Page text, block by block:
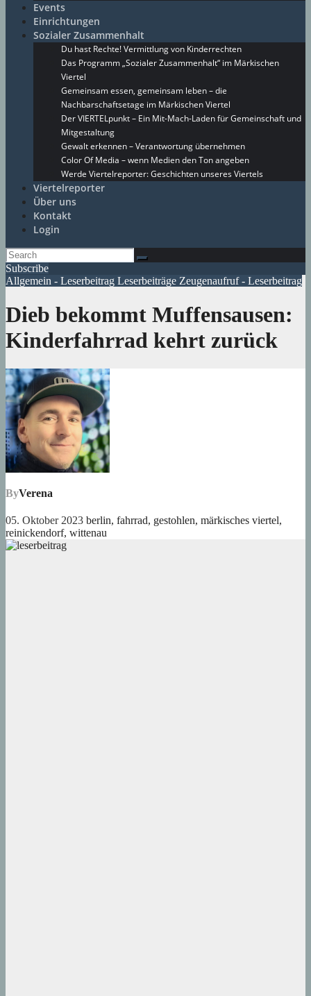
Events
Einrichtungen
Sozialer Zusammenhalt
Du hast Rechte! Vermittlung von Kinderrechten
Das Programm „Sozialer Zusammenhalt“ im Märkischen
Viertel
Gemeinsam essen, gemeinsam leben – die
Nachbarschaftsetage im Märkischen Viertel
Der VIERTELpunkt – Ein Mit-Mach-Laden für Gemeinschaft und
Mitgestaltung
Gewalt erkennen – Verantwortung übernehmen
Color Of Media – wenn Medien den Ton angeben
Werde Viertelreporter: Geschichten unseres Viertels
Viertelreporter
Über uns
Kontakt
Login
Subscribe
Allgemein - Leserbeitrag Leserbeiträge Zeugenaufruf - Leserbeitrag
Dieb bekommt Muffensausen:
Kinderfahrrad kehrt zurück
ByVerena
05. Oktober 2023 berlin, fahrrad, gestohlen, märkisches viertel,
reinickendorf, wittenau